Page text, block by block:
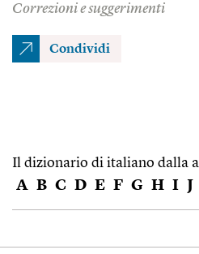
Correzioni e suggerimenti
Condividi
Il dizionario di italiano dalla
A B C D E F G H I J